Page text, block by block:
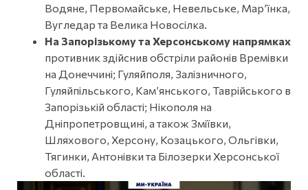
Водяне, Первомайське, Невельське, Мар’їнка,
Вугледар та Велика Новосілка.
На Запорізькому та Херсонському напрямках
противник здійснив обстріли районів Времівки
на Донеччині; Гуляйполя, Залізничного,
Гуляйпільського, Кам’янського, Таврійського в
Запорізькій області; Нікополя на
Дніпропетровщині, а також Зміївки,
Шляхового, Херсону, Козацького, Ольгівки,
Тягинки, Антонівки та Білозерки Херсонської
області.